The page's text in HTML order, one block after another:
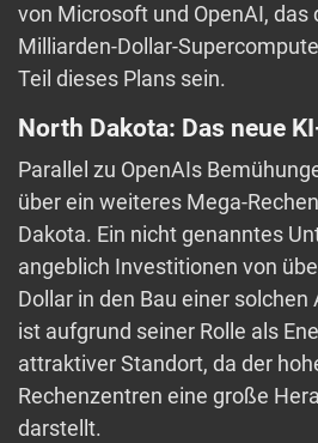
von Microsoft und OpenAI, das
Milliarden-Dollar-
Teil dieses Plans sein.
North Dakota: Das neue
Parallel zu OpenAIs
über ein weiteres Mega-
Dakota. Ein nicht genanntes
angeblich Investitionen von
Dollar in den Bau einer
ist aufgrund seiner Rolle als
attraktiver Standort, da der
Rechenzentren eine große
darstellt.